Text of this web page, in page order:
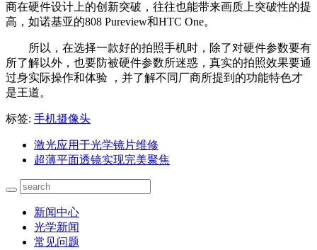
商在硬件设计上的创新突破，往往也能带来画质上突破性的提
高，如诺基亚的808 Pureview和HTC One。
所以，在选择一款好的拍照手机时，除了对硬件参数要有
所了解以外，也要防被硬件参数所迷惑，真实的拍照效果要通
过身实际操作和体验 ，并了解不同厂商所提到的功能特色才
是王道。
标签: 手机摄像头
激光应用于光学镜片维修
超薄平面透镜实现完美聚焦
新闻中心
光学新闻
常见问题